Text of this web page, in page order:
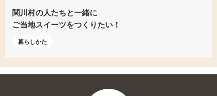
関川村の人たちと一緒に
ご当地スイーツをつくりたい！
暮らしかた